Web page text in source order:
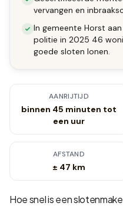
vervangen en
In gemeente Horst
politie in 2025 46
goede sloten lonen.
AANRIJTIJD
binnen 45 minuten tot
een uur
AFSTAND
± 47 km
Hoe snel is een